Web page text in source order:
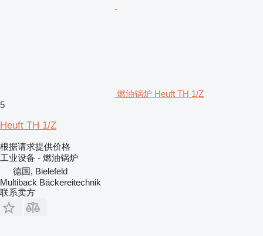
燃油锅炉 Heuft TH 1/Z
5
Heuft TH 1/Z
根据请求提供价格
工业设备 - 燃油锅炉
德国, Bielefeld
Multiback Bäckereitechnik
联系卖方